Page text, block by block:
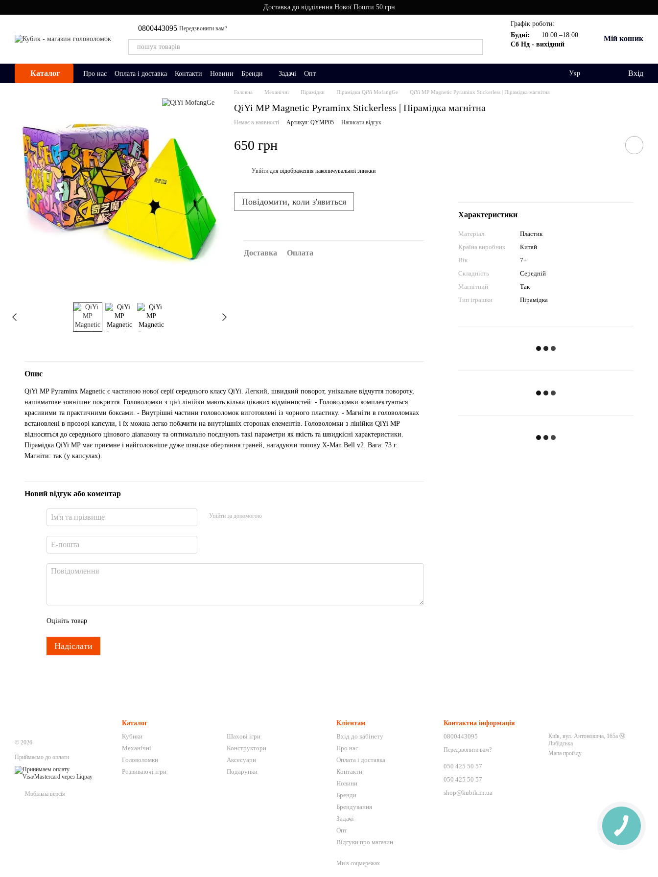
Доставка до відділення Нової Пошти 50 грн
0800443095 Передзвонити вам?
Графік роботи:
Будні:
10:00 –18:00
Сб Нд - вихідний
Мій кошик
Каталог Про нас Оплата і доставка Контакти Новини Бренди Задачі Опт Укр Вхід
Головна Механічні Пірамідки Пірамідки QiYi MofangGe QiYi MP Magnetic Pyraminx Stickerless | Пірамідка магнітна
QiYi MP Magnetic Pyraminx Stickerless | Пірамідка магнітна
Немає в наявності Артикул: QYMP05 Написати відгук
650 грн
Увійти для відображення накопичувальної знижки
Повідомити, коли з'явиться
Доставка Оплата
Характеристики
Матеріал
Пластик
Країна виробник
Китай
Вік
7+
Складність
Середній
Магнітний
Так
Тип іграшки
Пірамідка
Опис
QiYi MP Pyraminx Magnetic є частиною нової серії середнього класу QiYi. Легкий, швидкий поворот, унікальне відчуття повороту,
напівматове зовнішнє покриття. Головоломки з цієї лінійки мають кілька цікавих відмінностей: - Головоломки комплектуються
красивими та практичними боксами. - Внутрішні частини головоломок виготовлені із чорного пластику. - Магніти в головоломках
встановлені в прозорі капсули, і їх можна легко побачити на внутрішніх сторонах елементів. Головоломки з лінійки QiYi MP
відносяться до середнього цінового діапазону та оптимально поєднують такі параметри як якість та швидкісні характеристики.
Пірамідка QiYi MP має приємне і найголовніше дуже швидке обертання граней, нагадуючи топову X-Man Bell v2. Вага: 73 г.
Магніти: так (у капсулах).
Новий відгук або коментар
Увійти за допомогою
Оцініть товар
Надіслати
© 2026
Приймаємо до оплати
Мобільна версія
Каталог
Кубики
Механічні
Головоломки
Розвиваючі ігри
Шахові ігри
Конструктори
Аксесуари
Подарунки
Клієнтам
Вхід до кабінету
Про нас
Оплата і доставка
Контакти
Новини
Бренди
Брендування
Задачі
Опт
Відгуки про магазин
Ми в соцмережах
Контактна інформація
0800443095
Передзвонити вам?
050 425 50 57
050 425 50 57
shop@kubik.in.ua
Київ, вул. Антоновича, 165а Ⓜ️
Либідська
Мапа проїзду